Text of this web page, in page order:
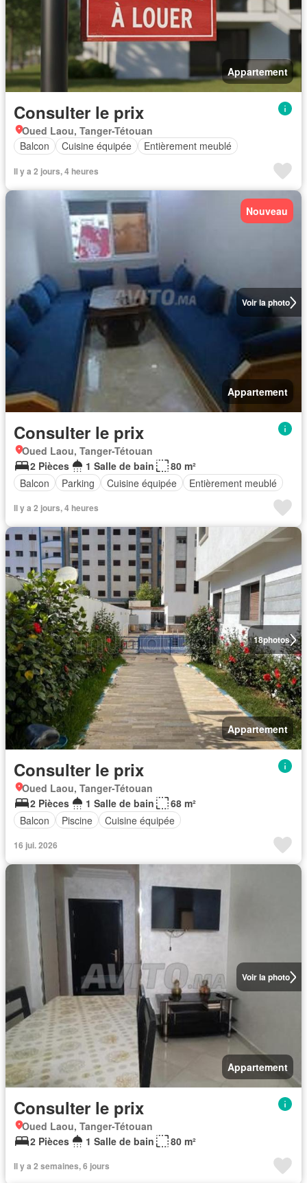
Appartement
Consulter le prix
Oued Laou, Tanger-Tétouan
Balcon
Cuisine équipée Entièrement meublé
Il y a 2 jours, 4 heures
Voir la photo
Nouveau
Appartement
Consulter le prix
Oued Laou, Tanger-Tétouan
2 Pièces
1 Salle de bain
80 m²
Balcon
Parking Cuisine équipée Entièrement meublé
Il y a 2 jours, 4 heures
18photos
Appartement
Consulter le prix
Oued Laou, Tanger-Tétouan
2 Pièces
1 Salle de bain
68 m²
Balcon
Piscine Cuisine équipée
16 jui. 2026
Voir la photo
Appartement
Consulter le prix
Oued Laou, Tanger-Tétouan
2 Pièces
1 Salle de bain 80 m²
Il y a 2 semaines, 6 jours